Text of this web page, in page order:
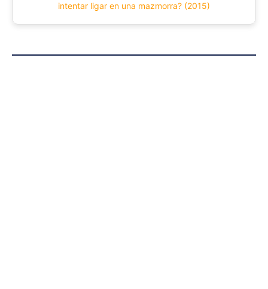
intentar ligar en una mazmorra? (2015)